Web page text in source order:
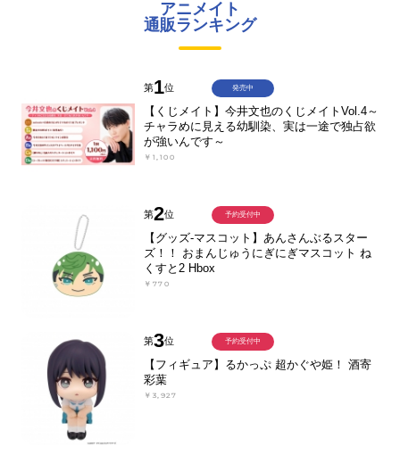
アニメイト
通販ランキング
第1位
【くじメイト】今井文也のくじメイトVol.4～
チャラめに見える幼馴染、実は一途で独占欲
が強いんです～
￥1,100
発売中
第2位
【グッズ-マスコット】あんさんぶるスター
ズ！！ おまんじゅうにぎにぎマスコット ね
くすと2 Hbox
￥770
予約受付中
第3位
【フィギュア】るかっぷ 超かぐや姫！ 酒寄
彩葉
￥3,927
予約受付中